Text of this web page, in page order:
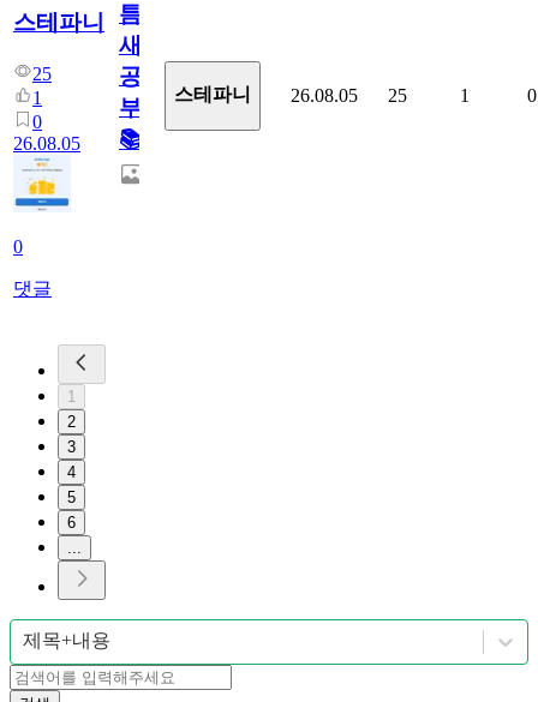
스테파니
25
1
0
26.08.05
0
댓글
틈
새
공
부!
📚
스테파니 26.08.05 25 1 0
1
2
3
4
5
6
제목+내용